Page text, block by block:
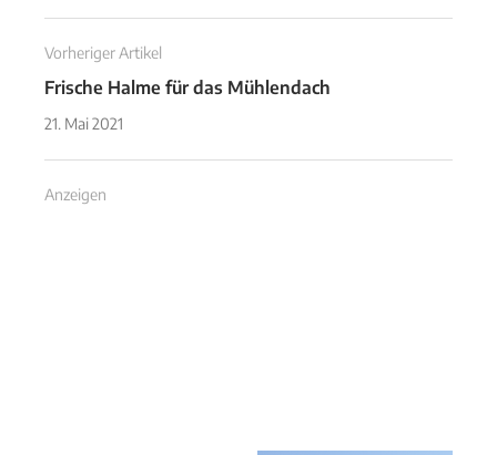
Vorheriger Artikel
Frische Halme für das Mühlendach
21. Mai 2021
Anzeigen